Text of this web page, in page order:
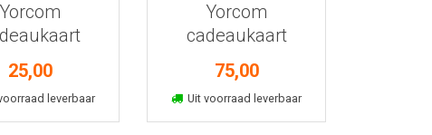
Yorcom
25,00
leverbaar
Yorcom
cadeaukaart
75,00
Uit voorraad leverbaar
In winkelmand